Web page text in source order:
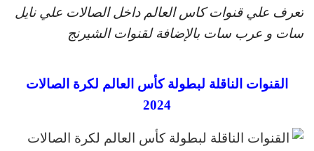
تعرف علي قنوات كاس العالم داخل الصالات علي نايل
سات و عرب سات بالإضافة لقنوات الشيرنج
القنوات الناقلة لبطولة كأس العالم لكرة الصالات
2024